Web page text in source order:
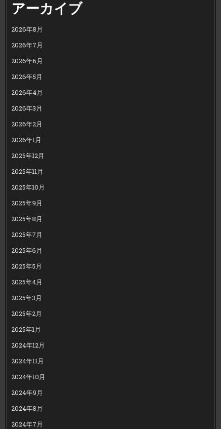
アーカイブ
2026年8月
2026年7月
2026年6月
2026年5月
2026年4月
2026年3月
2026年2月
2026年1月
2025年12月
2025年11月
2025年10月
2025年9月
2025年8月
2025年7月
2025年6月
2025年5月
2025年4月
2025年3月
2025年2月
2025年1月
2024年12月
2024年11月
2024年10月
2024年9月
2024年8月
2024年7月